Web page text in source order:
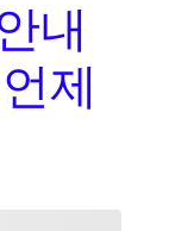
내
제